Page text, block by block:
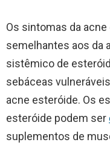
Os sintomas da
semelhantes aos da
sistêmico de
sebáceas
acne esteróide. Os
esteróide podem ser
suplementos de